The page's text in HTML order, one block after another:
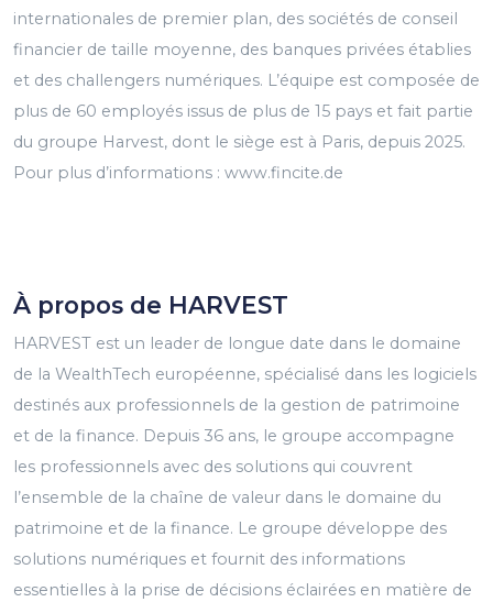
internationales de premier plan, des sociétés de conseil
financier de taille moyenne, des banques privées établies
et des challengers numériques. L’équipe est composée de
plus de 60 employés issus de plus de 15 pays et fait partie
du groupe Harvest, dont le siège est à Paris, depuis 2025.
Pour plus d’informations : www.fincite.de
À propos de HARVEST
HARVEST est un leader de longue date dans le domaine
de la WealthTech européenne, spécialisé dans les logiciels
destinés aux professionnels de la gestion de patrimoine
et de la finance. Depuis 36 ans, le groupe accompagne
les professionnels avec des solutions qui couvrent
l’ensemble de la chaîne de valeur dans le domaine du
patrimoine et de la finance. Le groupe développe des
solutions numériques et fournit des informations
essentielles à la prise de décisions éclairées en matière de